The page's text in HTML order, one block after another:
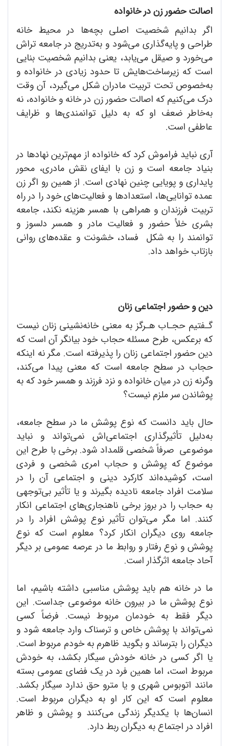
اصالت حضور زن در خانواده
اگر بدانیم شخصیت اصلی بچه‌ها در محیط خانه
طراحی و پایه‌گذاری می‌شود و به‌تدریج در جامعه تراش
می‌خورد و صیقل می‌یابد، یعنی بدانیم شخصیت بنایی
است که زیرساخت‌هایش تا حدود زیادی در خانواده و
به‌خصوص تحت تربیت مادران شکل می‌گیرد، آن وقت
درک می‌کنیم که اصالت حضور زن در خانه و خانواده، نه
به‌خاطر ضعف او که به دلیل توانمندی‌ها و ظرایف
عاطفی است.
آری نباید فراموش کرد که خانواده از مهم‌ترین نهادها در
بنیاد جامعه است و زن با ایفای نقش مادری، محور
پایداری و پویایی چنین نهادی است. از همین رو اگر زن
عمده توانایی‌ها، استعدادها و فعالیت‌های خود را در راه
تربیت فرزندان و همراهی با همسر هزینه نکند، جامعه
بشری خلأ حضور و فعالیت مادر و همسر دلسوز و
توانمند را به شکل فساد، خشونت و عقده‌های روانی
بازتاب خواهد داد.
دین و حضور اجتماعی زنان
گـفتیم حجـاب هـرگز به معنی خانه‌نشینی زنان نیست
که برعکس، طرح مسئله حجاب خود بیانگر آن‌ است که
دین حضور اجتماعی زنان را پذیرفته است. مگر نه اینکه
حجاب در سطح جامعه است که معنی پیدا می‌کند،
وگرنه زن در میان خانواده و نزد فرزند و همسر خود که به
پوشاندن سر ملزم نیست؟
حال باید دانست که نوع پوشش ما در سطح جامعه،
به‌دلیل تأثیرگذاری اجتماعی‌اش نمی‌تواند و نباید
موضوعی صرفاً شخصی قلمداد شود. برخی با طرح این
موضوع که پوشش و حجاب امری شخصی و فردی
است، کوشیده‌اند کارکرد دینی و اجتماعی آن را در
سلامت افراد جامعه نادیده بگیرند و یا تأثیر بی‌توجهی
به حجاب را در بروز برخی ناهنجاری‌های اجتماعی انکار
کنند. اما مگر می‌توان تأثیر نوع پوشش افراد را در
جامعه روی دیگران انکار کرد؟ معلوم است که نوع
پوشش و نوع رفتار و روابط ما در عرصه عمومی بر دیگر
آحاد جامعه اثرگذار است.
ما در خانه هم باید پوشش مناسبی داشته باشیم، اما
نوع پوشش ما در بیرون خانه موضوعی جداست. این
دیگر فقط به خودمان مربوط نیست. فرضاً کسی
نمی‌تواند با پوشش خاص و ترسناک وارد جامعه شود و
دیگران را بترساند و بگوید ظاهرم به خودم مربوط است.
یا اگر کسی در خانه خودش سیگار بکشد، به خودش
مربوط است، اما همین فرد در یک فضای عمومی بسته
مانند اتوبوس شهری و یا مترو حق ندارد سیگار بکشد.
معلوم است که این کار او به دیگران مربوط است.
انسان‌ها با یکدیگر زندگی می‌کنند و پوشش و ظاهر
افراد در اجتماع به دیگران ربط دارد.